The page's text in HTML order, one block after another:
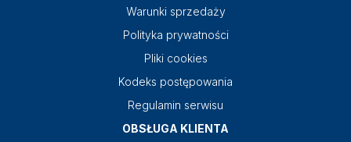
Warunki sprzedaży
Polityka prywatności
Pliki cookies
Kodeks postępowania
Regulamin serwisu
OBSŁUGA KLIENTA